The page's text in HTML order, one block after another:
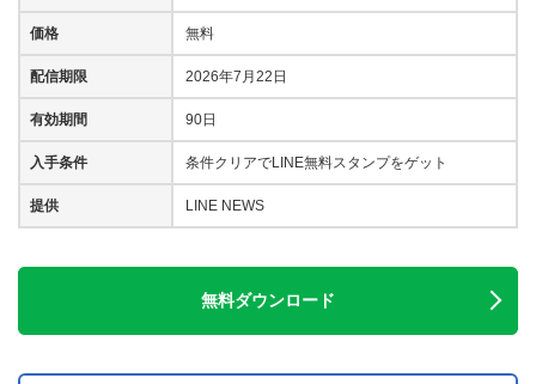
価格 無料
配信期限 2026年7月22日
有効期間 90日
入手条件 条件クリアでLINE無料スタンプをゲット
提供 LINE NEWS
無料ダウンロード